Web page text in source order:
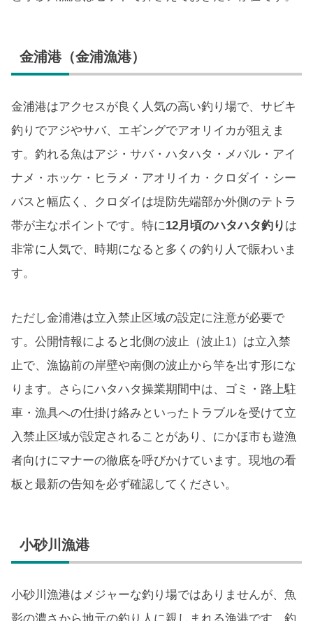
金浦港（金浦漁港）
金浦港はアクセスが良く人気の高い釣り場で、サビキ
釣りでアジやサバ、エギングでアオリイカが狙えま
す。釣れる魚はアジ・サバ・ハタハタ・メバル・アイ
ナメ・ホッケ・ヒラメ・アオリイカ・クロダイ・シー
バスと幅広く、クロダイは堤防先端部か外側のテトラ
帯が主なポイントです。特に12月頃のハタハタ釣り は
非常に人気で、時期になると多くの釣り人で賑わいま
す。
ただし金浦港は立入禁止区域の設定に注意が必要で
す。公開情報によると北側の波止（波止1）は立入禁
止で、漁協前の岸壁や南側の波止から竿を出す形にな
ります。さらにハタハタ操業期間中は、ゴミ・路上駐
車・漁具への仕掛け絡みといったトラブルを受けて立
入禁止区域が設定されることがあり、にかほ市も遊漁
者向けにマナーの徹底を呼びかけています。現地の看
板と最新の告知を必ず確認してください。
小砂川漁港
小砂川漁港はメジャーな釣り場ではありませんが、魚